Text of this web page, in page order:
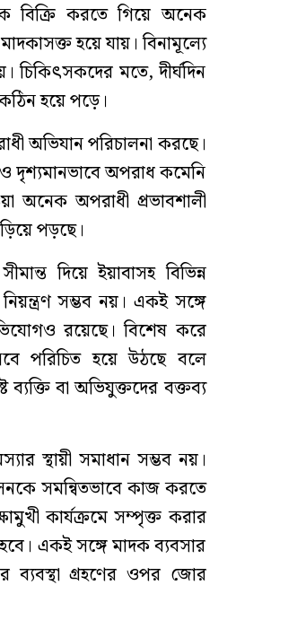
বিক্রি করতে গিয়ে অনেক
হয়ে যায়। বিনামূল্যে
মতে, দীর্ঘদিন
হয়ে পড়ে।
অভিযান পরিচালনা করছে।
দৃশ্যমানভাবে অপরাধ কমেনি
অনেক অপরাধী প্রভাবশালী
পড়ছে।
দিয়ে ইয়াবাসহ বিভিন্ন
সম্ভব নয়। একই সঙ্গে
রয়েছে। বিশেষ করে
পরিচিত হয়ে উঠছে বলে
বা অভিযুক্তদের বক্তব্য
স্থায়ী সমাধান সম্ভব নয়।
সমন্বিতভাবে কাজ করতে
কার্যক্রমে সম্পৃক্ত করার
একই সঙ্গে মাদক ব্যবসার
ব্যবস্থা গ্রহণের ওপর জোর